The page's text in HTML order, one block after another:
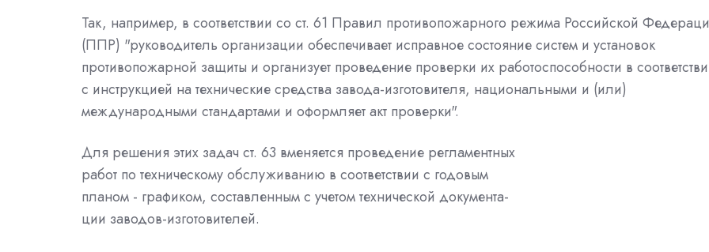
Так, например, в соответствии со ст. 61 Правил противопожарного режима Российской
(ППР) "руководитель организации обеспечивает исправное состояние систем и установок
противопожарной защиты и организует проведение проверки их работоспособности в
с инструкцией на технические средства завода-изготовителя, национальными и (или)
международными стандартами и оформляет акт проверки".
Для решения этих задач ст. 63 вменяется проведение регламентных
работ по техническому обслуживанию в соответствии с годовым
планом - графиком, составленным с учетом технической документа-
ции заводов-изготовителей.